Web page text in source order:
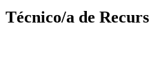
Técnico/a de